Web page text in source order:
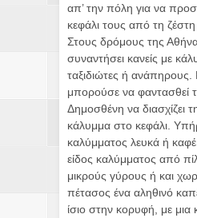
απ’ την πόλη για να
κεφάλι τους από τη ζέστη
Στους δρόμους της
συναντήσει κανείς με
ταξιδιώτες ή ανάπηρους.
μπορούσε να φαντασθεί
Δημοσθένη να διασχίζει
κάλυμμα στο κεφάλι.
καλύμματος λευκά ή
είδος καλύμματος από
μικρούς γύρους ή και
πέτασος ένα αληθινό
ίσιο στην κορυφή, με μια